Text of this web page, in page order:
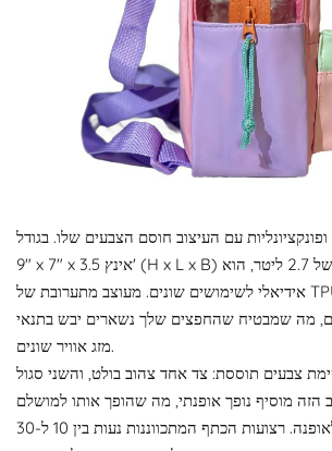
עם העיצוב חוסם הצבעים שלו. בגודל
9" x 7" x 3.5 אינץ' (H x L x B) ומציע קיבולת של 2.7 ליטר, הוא
אידיאלי לשימושים שונים. מעוצב מתערובת של TPU ועור PU, הוא מציע
מה שמבטיח שהחפצים שלך נשארים יבש בתנאי
מזג אוויר שונים.
צבעים תוססת: צד אחד צהוב בולט, והשני סגול
הזה מוסיף נופך אופנתי, מה שהופך אותו למושלם
עבור אנשים מודעים לאופנה. רצועות הכתף המתכווננות נעות בין 10 ל-30